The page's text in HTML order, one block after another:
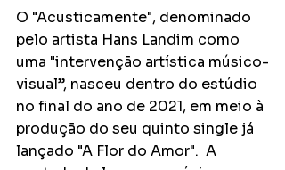
O "Acusticamente", denominado
pelo artista Hans Landim como
uma "intervenção artística músico-
visual”, nasceu dentro do estúdio
no final do ano de 2021, em meio à
produção do seu quinto single já
lançado "A Flor do Amor".  A